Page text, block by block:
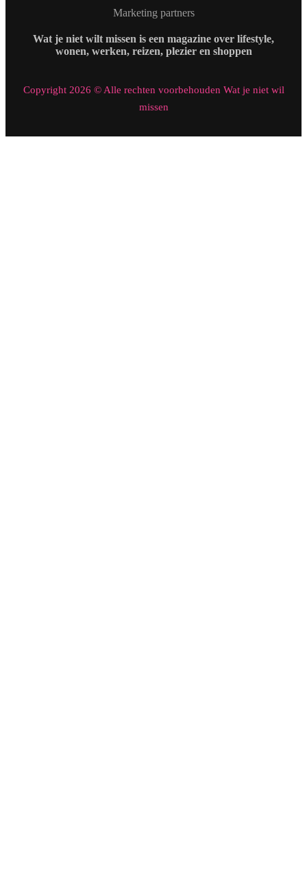
Marketing partners
Wat je niet wilt missen is een magazine over lifestyle,
wonen, werken, reizen, plezier en shoppen
Copyright 2026 © Alle rechten voorbehouden Wat je niet wil
missen